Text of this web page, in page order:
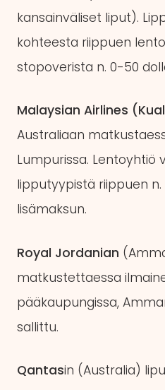
kansainväliset liput).
kohteesta riippuen
stopoverista n. 0-50
Malaysian Airlines
Australiaan
Lumpurissa. Lentoyhtiö
lipputyypistä riippuen n.
lisämaksun.
Royal Jordanian
matkustettaessa
pääkaupungissa,
sallittu.
Qantasin (Australia)